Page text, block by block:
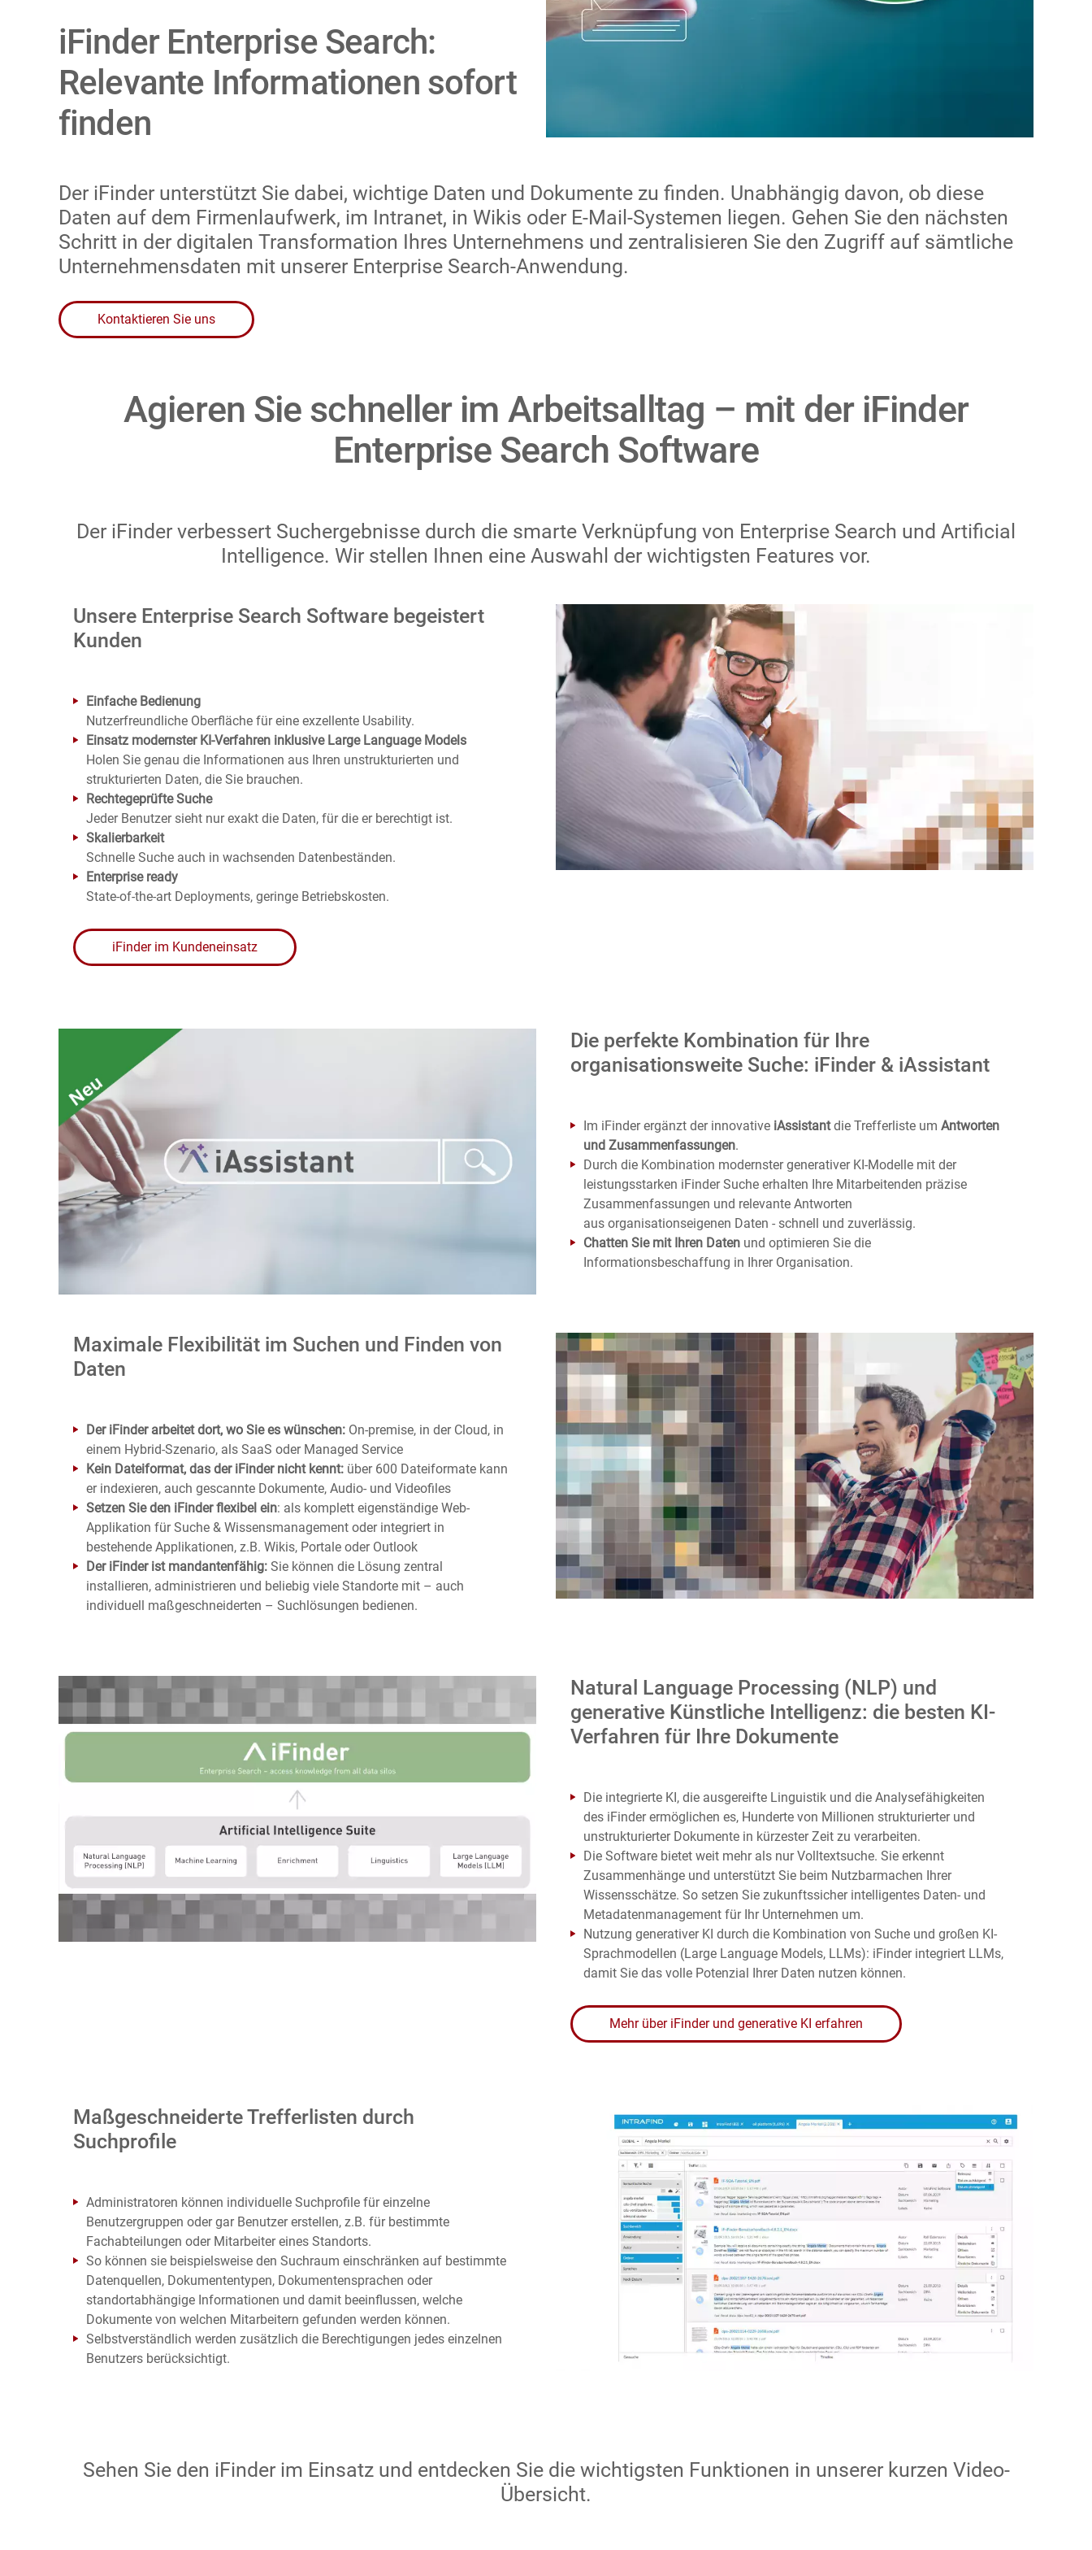
iFinder Enterprise Search:
Relevante Informationen sofort
finden
Der iFinder unterstützt Sie dabei, wichtige Daten und Dokumente zu finden. Unabhängig davon, ob diese
Daten auf dem Firmenlaufwerk, im Intranet, in Wikis oder E-Mail-Systemen liegen. Gehen Sie den nächsten
Schritt in der digitalen Transformation Ihres Unternehmens und zentralisieren Sie den Zugriff auf sämtliche
Unternehmensdaten mit unserer Enterprise Search-Anwendung.
Kontaktieren Sie uns
Agieren Sie schneller im Arbeitsalltag – mit der iFinder
Enterprise Search Software
Der iFinder verbessert Suchergebnisse durch die smarte Verknüpfung von Enterprise Search und Artificial
Intelligence. Wir stellen Ihnen eine Auswahl der wichtigsten Features vor.
Unsere Enterprise Search Software begeistert
Kunden
Einfache Bedienung
Nutzerfreundliche Oberfläche für eine exzellente Usability.
Einsatz modernster KI-Verfahren inklusive Large Language Models
Holen Sie genau die Informationen aus Ihren unstrukturierten und
strukturierten Daten, die Sie brauchen.
Rechtegeprüfte Suche
Jeder Benutzer sieht nur exakt die Daten, für die er berechtigt ist.
Skalierbarkeit
Schnelle Suche auch in wachsenden Datenbeständen.
Enterprise ready
State-of-the-art Deployments, geringe Betriebskosten.
iFinder im Kundeneinsatz
Die perfekte Kombination für Ihre
organisationsweite Suche: iFinder & iAssistant
Im iFinder ergänzt der innovative iAssistantdie Trefferliste um Antworten
und Zusammenfassungen.
Durch die Kombination modernster generativer KI-Modelle mit der
leistungsstarken iFinder Suche erhalten Ihre Mitarbeitenden präzise
Zusammenfassungen und relevante Antworten
aus organisationseigenen Daten - schnell und zuverlässig.
Chatten Sie mit Ihren Daten und optimieren Sie die
Informationsbeschaffung in Ihrer Organisation.
Maximale Flexibilität im Suchen und Finden von
Daten
Der iFinder arbeitet dort, wo Sie es wünschen: On-premise, in der Cloud, in
einem Hybrid-Szenario, als SaaS oder Managed Service
Kein Dateiformat, das der iFinder nicht kennt: über 600 Dateiformate kann
er indexieren, auch gescannte Dokumente, Audio- und Videofiles
Setzen Sie den iFinder flexibel ein: als komplett eigenständige Web-
Applikation für Suche & Wissensmanagement oder integriert in
bestehende Applikationen, z.B. Wikis, Portale oder Outlook
Der iFinder ist mandantenfähig: Sie können die Lösung zentral
installieren, administrieren und beliebig viele Standorte mit – auch
individuell maßgeschneiderten – Suchlösungen bedienen.
Natural Language Processing (NLP) und
generative Künstliche Intelligenz: die besten KI-
Verfahren für Ihre Dokumente
Die integrierte KI, die ausgereifte Linguistik und die Analysefähigkeiten
des iFinder ermöglichen es, Hunderte von Millionen strukturierter und
unstrukturierter Dokumente in kürzester Zeit zu verarbeiten.
Die Software bietet weit mehr als nur Volltextsuche. Sie erkennt
Zusammenhänge und unterstützt Sie beim Nutzbarmachen Ihrer
Wissensschätze. So setzen Sie zukunftssicher intelligentes Daten- und
Metadatenmanagement für Ihr Unternehmen um.
Nutzung generativer KI durch die Kombination von Suche und großen KI-
Sprachmodellen (Large Language Models, LLMs): iFinder integriert LLMs,
damit Sie das volle Potenzial Ihrer Daten nutzen können.
Mehr über iFinder und generative KI erfahren
Maßgeschneiderte Trefferlisten durch
Suchprofile
Administratoren können individuelle Suchprofile für einzelne
Benutzergruppen oder gar Benutzer erstellen, z.B. für bestimmte
Fachabteilungen oder Mitarbeiter eines Standorts.
So können sie beispielsweise den Suchraum einschränken auf bestimmte
Datenquellen, Dokumententypen, Dokumentensprachen oder
standortabhängige Informationen und damit beeinflussen, welche
Dokumente von welchen Mitarbeitern gefunden werden können.
Selbstverständlich werden zusätzlich die Berechtigungen jedes einzelnen
Benutzers berücksichtigt.
Sehen Sie den iFinder im Einsatz und entdecken Sie die wichtigsten Funktionen in unserer kurzen Video-
Übersicht.